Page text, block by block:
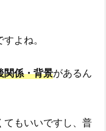
すよね。
関係・背景があるん
てもいいですし、普